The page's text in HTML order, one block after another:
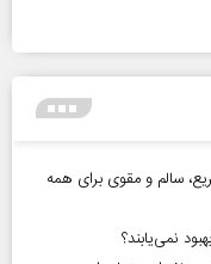
معرفی ۳۰ صبحانه سریع، سالم و مقوی برای همه
نمی‌یابند؟